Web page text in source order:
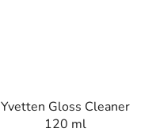
Yvetten Gloss Cleaner
120 ml